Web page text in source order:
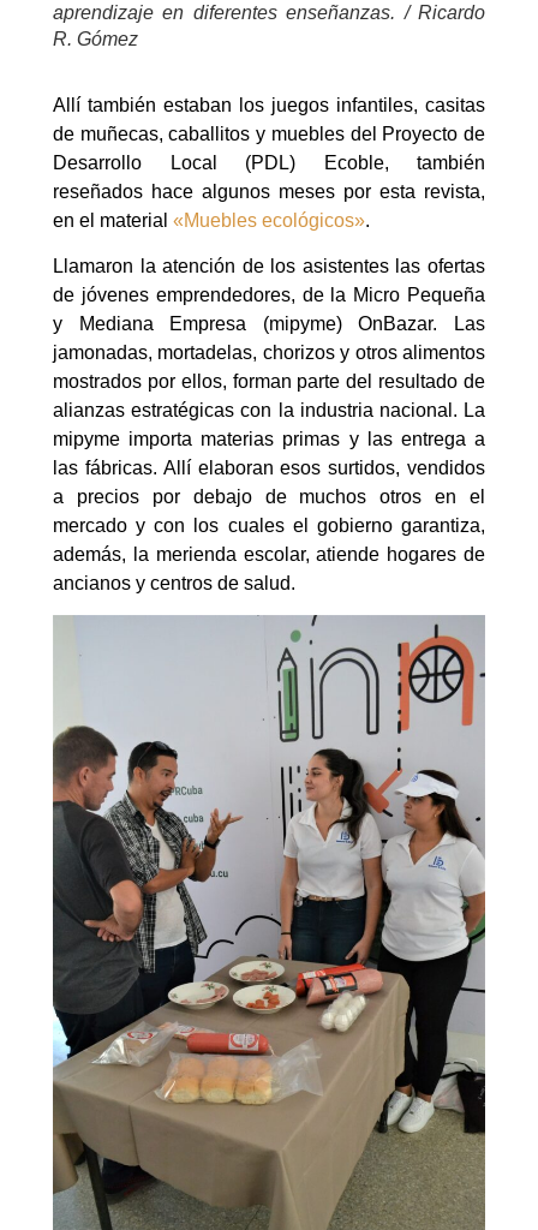
aprendizaje en diferentes enseñanzas. / Ricardo
R. Gómez
Allí también estaban los juegos infantiles, casitas
de muñecas, caballitos y muebles del Proyecto de
Desarrollo Local (PDL) Ecoble, también
reseñados hace algunos meses por esta revista,
en el material «Muebles ecológicos».
Llamaron la atención de los asistentes las ofertas
de jóvenes emprendedores, de la Micro Pequeña
y Mediana Empresa (mipyme) OnBazar. Las
jamonadas, mortadelas, chorizos y otros alimentos
mostrados por ellos, forman parte del resultado de
alianzas estratégicas con la industria nacional. La
mipyme importa materias primas y las entrega a
las fábricas. Allí elaboran esos surtidos, vendidos
a precios por debajo de muchos otros en el
mercado y con los cuales el gobierno garantiza,
además, la merienda escolar, atiende hogares de
ancianos y centros de salud.